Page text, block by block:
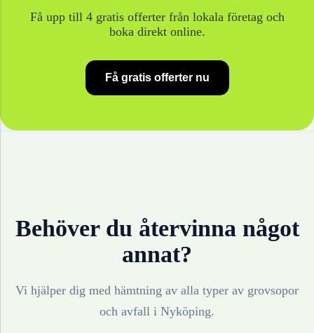
Få upp till 4 gratis offerter från lokala företag och
boka direkt online.
Få gratis offerter nu
Behöver du återvinna något
annat?
Vi hjälper dig med hämtning av alla typer av grovsopor
och avfall i Nyköping.